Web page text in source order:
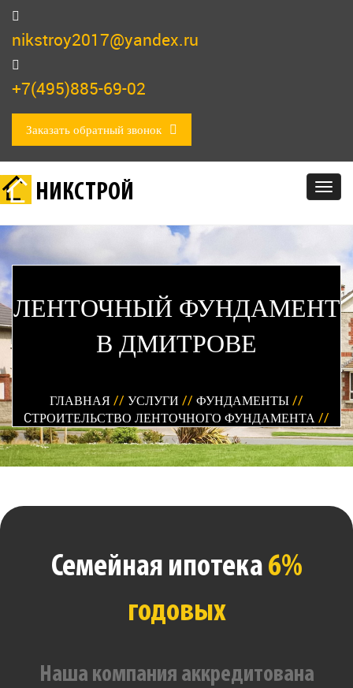
nikstroy2017@yandex.ru
+7(495)885-69-02
Заказать обратный звонок
НИКСТРОЙ
ЛЕНТОЧНЫЙ ФУНДАМЕНТ
В ДМИТРОВЕ
ГЛАВНАЯ// УСЛУГИ // ФУНДАМЕНТЫ//
CТРОИТЕЛЬСТВО ЛЕНТОЧНОГО ФУНДАМЕНТА//
Семейная ипотека 6%
годовых
Наша компания аккредитована